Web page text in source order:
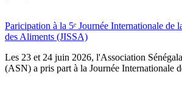
Paricipation à la 5ᵉ Journée Internationale de
des Aliments (JISSA)
‎Les 23 et 24 juin 2026, l'Association
(ASN) a pris part à la Journée Internationale